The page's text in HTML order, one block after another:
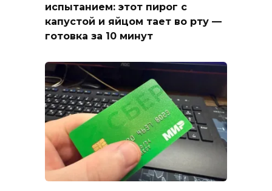
испытанием: этот пирог с
капустой и яйцом тает во рту —
готовка за 10 минут